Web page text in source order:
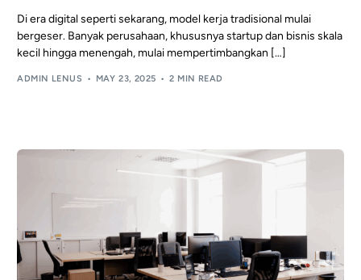
Di era digital seperti sekarang, model kerja tradisional mulai
bergeser. Banyak perusahaan, khususnya startup dan bisnis skala
kecil hingga menengah, mulai mempertimbangkan […]
ADMIN LENUS MAY 23, 2025 2 MIN READ